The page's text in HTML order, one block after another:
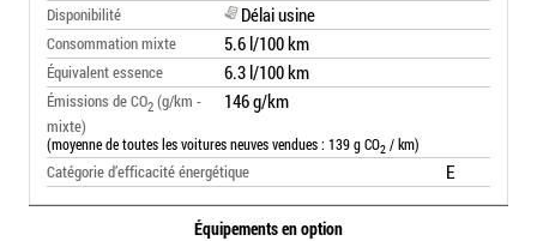
Équipements en option
Disponibilité Délai usine
Consommation mixte 5.6 l/100 km
Équivalent essence 6.3 l/100 km
Émissions de CO2 (g/km -
mixte)
146 g/km
(moyenne de toutes les voitures neuves vendues : 139 g CO2 / km)
Catégorie d’efficacité énergétique E